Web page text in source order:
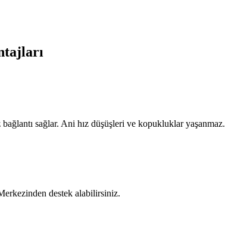
sağlar. Ani hız düşüşleri ve kopukluklar yaşanmaz.
destek alabilirsiniz.